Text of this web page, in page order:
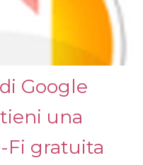
Google
una
Fi gratuita